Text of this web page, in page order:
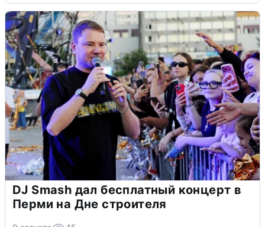
DJ Smash дал бесплатный концерт в
Перми на Дне строителя